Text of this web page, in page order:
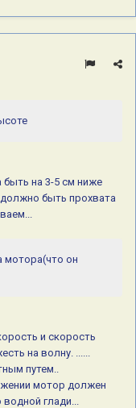
на 3-5 см ниже
быть прохвата
мотора(что он
и скорость
на волну. ......
путем..
мотор должен
глади...